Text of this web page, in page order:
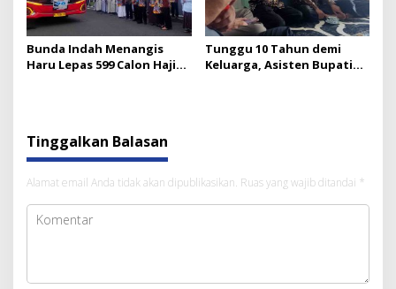
Bunda Indah Menangis
Haru Lepas 599 Calon Haji
Tunggu 10 Tahun demi
Keluarga, Asisten Bupati
Tinggalkan Balasan
Alamat email Anda tidak akan dipublikasikan. Ruas yang wajib ditandai *